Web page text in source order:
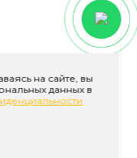
на сайте, вы
данных в